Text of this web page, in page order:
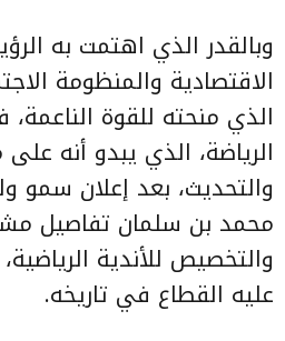
وبالقدر الذي اهتمت به
الاقتصادية والمنظومة
الذي منحته للقوة
الرياضة، الذي يبدو أنه
والتحديث، بعد إعلان سمو
محمد بن سلمان تفاصيل
والتخصيص للأندية
عليه القطاع في تاريخه.